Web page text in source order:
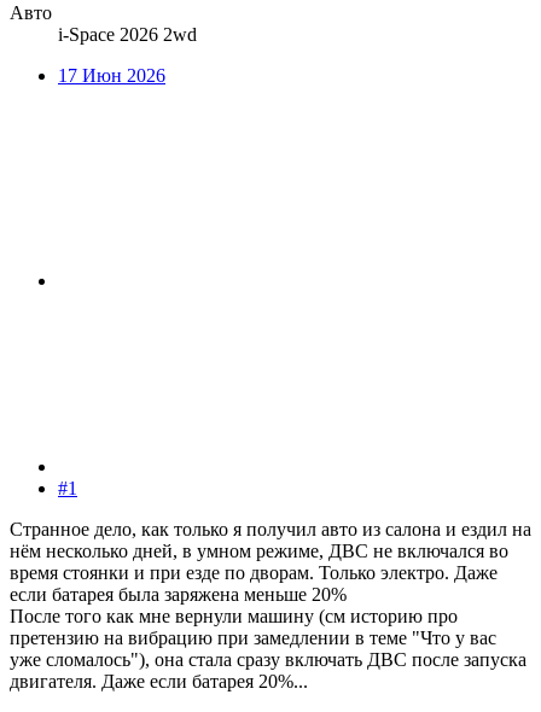
Авто
i-Space 2026 2wd
17 Июн 2026
#1
Странное дело, как только я получил авто из салона и ездил на
нём несколько дней, в умном режиме, ДВС не включался во
время стоянки и при езде по дворам. Только электро. Даже
если батарея была заряжена меньше 20%
После того как мне вернули машину (см историю про
претензию на вибрацию при замедлении в теме "Что у вас
уже сломалось"), она стала сразу включать ДВС после запуска
двигателя. Даже если батарея 20%...